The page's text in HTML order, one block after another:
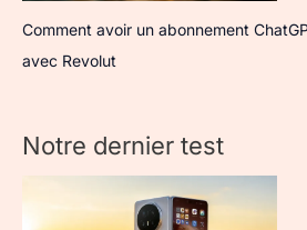
Comment avoir un abonnement
avec Revolut
Notre dernier test